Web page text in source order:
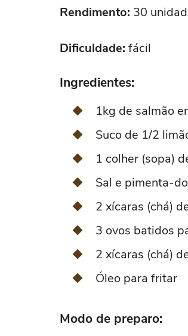
Rendimento: 30
Dificuldade: fácil
Ingredientes:
1kg de salmão
Suco de 1/2
1 colher (sopa)
Sal e pimenta-
2 xícaras (chá)
3 ovos batidos
2 xícaras (chá)
Óleo para fritar
Modo de preparo: